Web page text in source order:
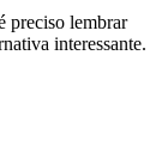
preciso lembrar
interessante.